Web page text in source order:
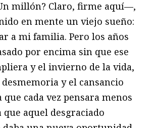
millón? Claro, firme aquí—,
en mente un viejo sueño:
a mi familia. Pero los años
por encima sin que ese
y el invierno de la vida,
y el cansancio
cada vez pensara menos
que aquel desgraciado